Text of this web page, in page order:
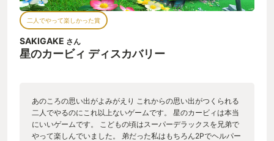
でいるゲームのことをどれだけ知っているのか?ポテンシャルを
引き出せているのか?とか自分のものさしで相手を評価してしま
うもったいなさ、もっと楽しめる可能性とかについて考えてし
まったのである。マル。
二人でやって楽しかった賞
SAKIGAKE さん
星のカービィ ディスカバリー
あのころの思い出がよみがえり これからの思い出がつくられる
二人でやるのにこれ以上ないゲームです。 星のカービィは本当
にいいゲームです。 こどもの頃はスーパーデラックスを兄弟で
やって楽しんでいました。 弟だった私はもちろん2Pでヘルパー